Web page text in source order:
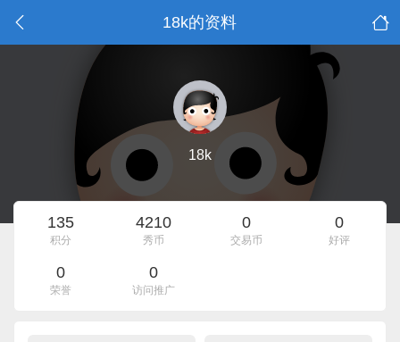
18k的资料
18k
135
积分
4210
秀币
0
交易币
0
好评
0
荣誉
0
访问推广